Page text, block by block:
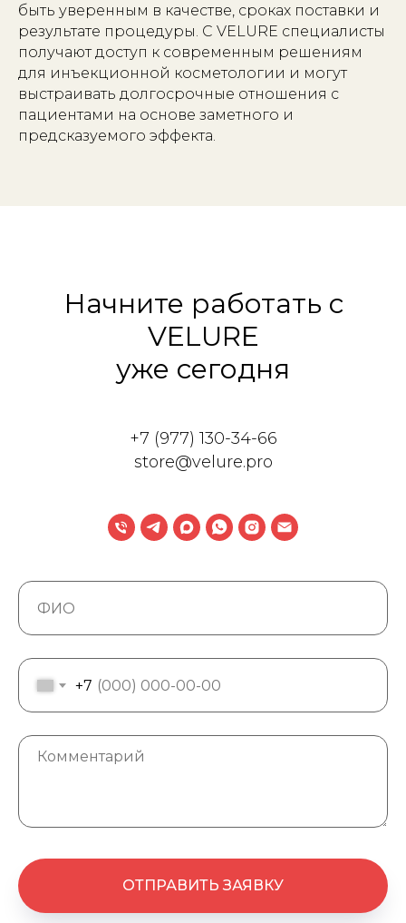
быть уверенным в качестве, сроках поставки и
результате процедуры. С VELURE специалисты
получают доступ к современным решениям
для инъекционной косметологии и могут
выстраивать долгосрочные отношения с
пациентами на основе заметного и
предсказуемого эффекта.
Начните работать с
VELURE
уже сегодня
+7 (977) 130-34-66
store@velure.pro
+7
ОТПРАВИТЬ ЗАЯВКУ